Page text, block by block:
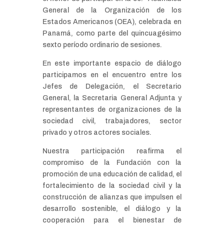
General de la Organización de los
Estados Americanos (OEA), celebrada en
Panamá, como parte del quincuagésimo
sexto período ordinario de sesiones.
En este importante espacio de diálogo
participamos en el encuentro entre los
Jefes de Delegación, el Secretario
General, la Secretaria General Adjunta y
representantes de organizaciones de la
sociedad civil, trabajadores, sector
privado y otros actores sociales.
Nuestra participación reafirma el
compromiso de la Fundación con la
promoción de una educación de calidad, el
fortalecimiento de la sociedad civil y la
construcción de alianzas que impulsen el
desarrollo sostenible, el diálogo y la
cooperación para el bienestar de